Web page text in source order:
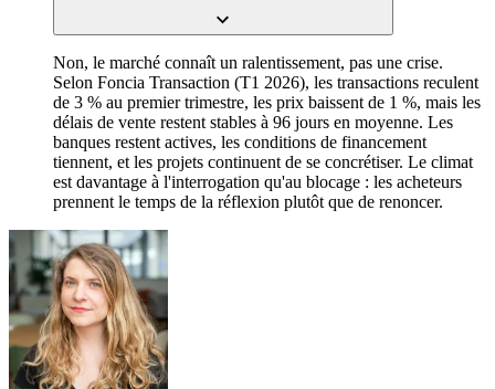
Non, le marché connaît un ralentissement, pas une crise.
Selon Foncia Transaction (T1 2026), les transactions reculent
de 3 % au premier trimestre, les prix baissent de 1 %, mais les
délais de vente restent stables à 96 jours en moyenne. Les
banques restent actives, les conditions de financement
tiennent, et les projets continuent de se concrétiser. Le climat
est davantage à l'interrogation qu'au blocage : les acheteurs
prennent le temps de la réflexion plutôt que de renoncer.